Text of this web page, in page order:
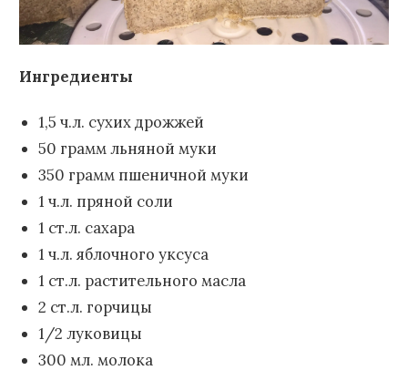
Ингредиенты
1,5 ч.л. сухих дрожжей
50 грамм льняной муки
350 грамм пшеничной муки
1 ч.л. пряной соли
1 ст.л. сахара
1 ч.л. яблочного уксуса
1 ст.л. растительного масла
2 ст.л. горчицы
1/2 луковицы
300 мл. молока